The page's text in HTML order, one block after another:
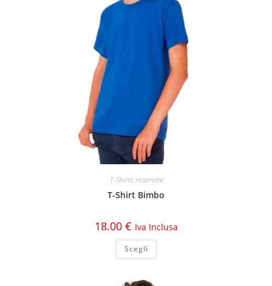
T-Shirts ricamate
T-Shirt Bimbo
18.00 € Iva Inclusa
Scegli